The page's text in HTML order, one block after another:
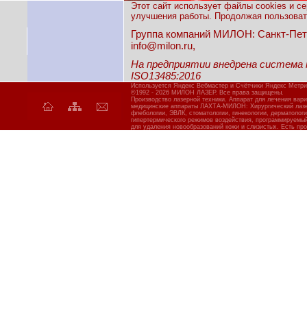
Этот сайт использует файлы cookies и
улучшения работы. Продолжая
Группа компаний МИЛОН: Санкт-
info@milon.ru,
На предприятии внедрена
ISO13485:2016
Используется Яндекс Вебмастер и Счётчики Яндекс
©1992 - 2026 МИЛОН ЛАЗЕР. Все права защищены.
Производство лазерной техники. Аппарат для лечения
медицинские аппараты ЛАХТА-МИЛОН: Хирургический
флебологии, ЭВЛК, стоматологии, гинекологии,
гипертермического режимов воздействия,
для удаления новообразований кожи и слизистых. Есть